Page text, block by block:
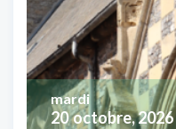
20 octobre, 2026
mardi